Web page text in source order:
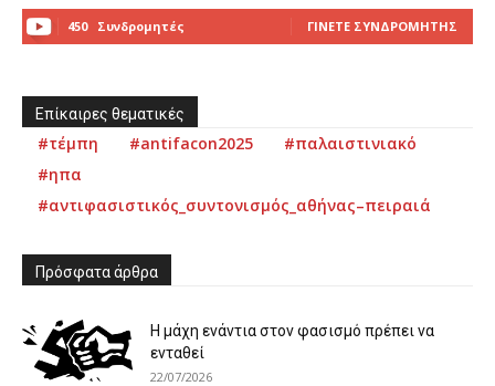
450 Συνδρομητές ΓΊΝΕΤΕ ΣΥΝΔΡΟΜΗΤΉΣ
Επίκαιρες θεματικές
#τέμπη #antifacon2025
#παλαιστινιακό
#ηπα
#αντιφασιστικός_συντονισμός_αθήνας–πειραιά
Πρόσφατα άρθρα
Η μάχη ενάντια στον φασισμό πρέπει να
ενταθεί
22/07/2026